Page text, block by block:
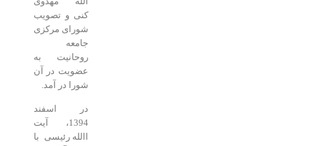
کنی و تصویب
شورای مرکزی
روحانیت به
عضویت در آن
شورا در آمد.
در اسفند
1394، آیت
االله رئیسی با